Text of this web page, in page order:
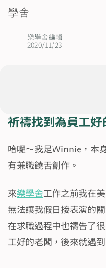
學舍
樂學舍編輯
2020/11/23
祈禱找到為員工好
哈囉～我是Ｗinnie，本
有兼職饒舌創作。
來樂學舍工作之前我在
無法讓我假日接表演的
在求職過程中也禱告了
工好的老闆，後來就遇